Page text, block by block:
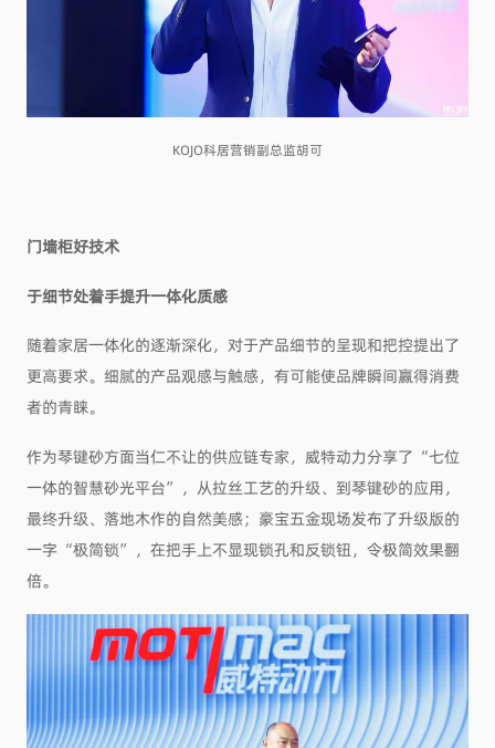
KOJO科居营销副总监胡可
门墙柜好技术
于细节处着手提升一体化质感
随着家居一体化的逐渐深化，对于产品细节的呈现和把控提出了
更高要求。细腻的产品观感与触感，有可能使品牌瞬间赢得消费
者的青睐。
作为琴键砂方面当仁不让的供应链专家，威特动力分享了“七位
一体的智慧砂光平台”，从拉丝工艺的升级、到琴键砂的应用，
最终升级、落地木作的自然美感；豪宝五金现场发布了升级版的
一字“极简锁”，在把手上不显现锁孔和反锁钮，令极简效果翻
倍。